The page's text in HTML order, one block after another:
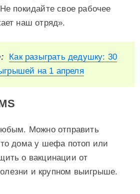
покидайте свое рабочее
наш отряд».
Как разыграть дедушку: 30
на 1 апреля
Можно отправить
дома у шефа потоп или
о вакцинации от
и крупном выигрыше.